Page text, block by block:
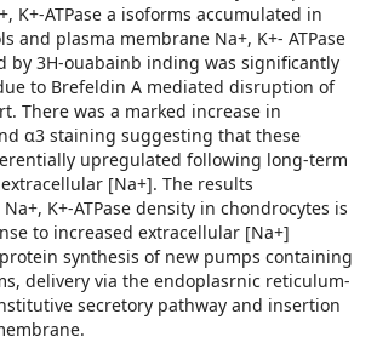
K+-ATPase a isoforms accumulated in
and plasma membrane Na+, K+- ATPase
by 3H-ouabainb inding was significantly
to Brefeldin A mediated disruption of
There was a marked increase in
α3 staining suggesting that these
upregulated following long-term
[Na+]. The results
K+-ATPase density in chondrocytes is
to increased extracellular [Na+]
synthesis of new pumps containing
delivery via the endoplasrnic reticulum-
secretory pathway and insertion